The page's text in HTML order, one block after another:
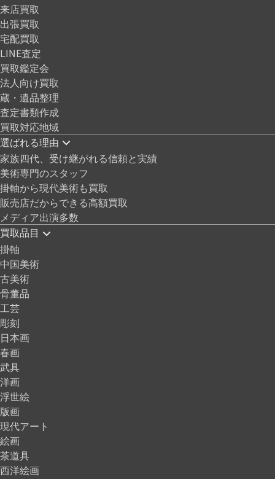
来店買取
出張買取
宅配買取
LINE査定
買取鑑定会
法人向け買取
蔵・遺品整理
査定書類作成
買取対応地域
選ばれる理由
家族四代、受け継がれる信頼と実績
美術専門のスタッフ
掛軸から現代美術も買取
販売店だからできる高額買取
メディア出演多数
買取品目
掛軸
中国美術
古美術
骨董品
工芸
彫刻
日本画
春画
武具
洋画
浮世絵
版画
現代アート
絵画
茶道具
西洋絵画